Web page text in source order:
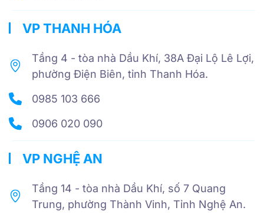
VP THANH HÓA
Tầng 4 - tòa nhà Dầu Khí, 38A Đại Lộ Lê Lợi,
phường Điện Biên, tỉnh Thanh Hóa.
0985 103 666
0906 020 090
VP NGHỆ AN
Tầng 14 - tòa nhà Dầu Khí, số 7 Quang
Trung, phường Thành Vinh, Tỉnh Nghệ An.